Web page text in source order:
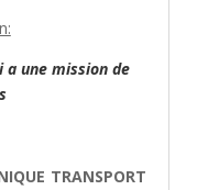
a une mission de
TRANSPORT